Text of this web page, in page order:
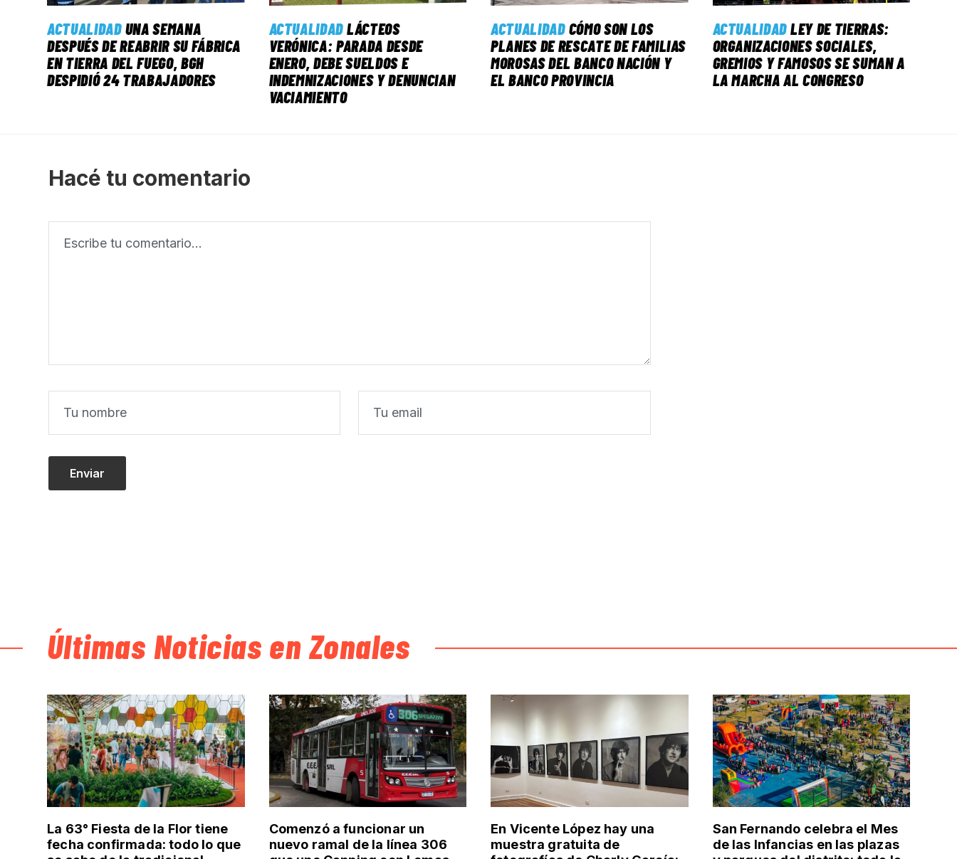
ACTUALIDAD UNA SEMANA
DESPUÉS DE REABRIR SU FÁBRICA
EN TIERRA DEL FUEGO, BGH
DESPIDIÓ 24 TRABAJADORES
ACTUALIDADLÁCTEOS
VERÓNICA: PARADA DESDE
ENERO, DEBE SUELDOS E
INDEMNIZACIONES Y DENUNCIAN
VACIAMIENTO
ACTUALIDAD CÓMO SON LOS
PLANES DE RESCATE DE FAMILIAS
MOROSAS DEL BANCO NACIÓN Y
EL BANCO PROVINCIA
ACTUALIDADLEY DE TIERRAS:
ORGANIZACIONES SOCIALES,
GREMIOS Y FAMOSOS SE SUMAN A
LA MARCHA AL CONGRESO
Hacé tu comentario
Últimas Noticias en Zonales
La 63° Fiesta de la Flor tiene
fecha confirmada: todo lo que
Comenzó a funcionar un
nuevo ramal de la línea 306
En Vicente López hay una
muestra gratuita de
San Fernando celebra el Mes
de las Infancias en las plazas